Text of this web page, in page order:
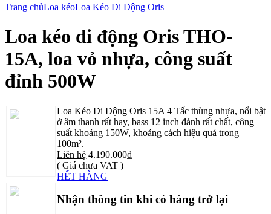
Trang chủLoa kéoLoa Kéo Di Động Oris
Loa kéo di động Oris THO-
15A, loa vỏ nhựa, công suất
đỉnh 500W
Loa Kéo Di Động Oris 15A 4 Tấc thùng nhựa, nổi bật
ở âm thanh rất hay, bass 12 inch đánh rất chất, công
suất khoảng 150W, khoảng cách hiệu quả trong
100m².
Liên hệ 4.190.000₫
( Giá chưa VAT )
HẾT HÀNG
Nhận thông tin khi có hàng trở lại